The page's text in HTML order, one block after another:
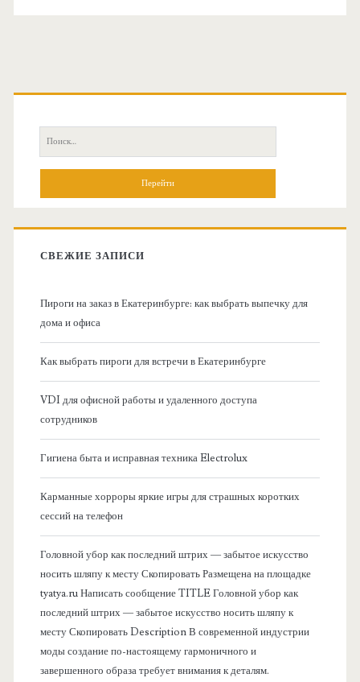
О
П
о
с
:
СВЕЖИЕ ЗАПИСИ
Пироги на заказ в Екатеринбурге: как выбрать выпечку для
дома и офиса
Как выбрать пироги для встречи в Екатеринбурге
VDI для офисной работы и удаленного доступа
сотрудников
Гигиена быта и исправная техника Electrolux
Карманные хорроры яркие игры для страшных коротких
сессий на телефон
Головной убор как последний штрих — забытое искусство
носить шляпу к месту Скопировать Размещена на площадке
tyatya.ru Написать сообщение TITLE Головной убор как
последний штрих — забытое искусство носить шляпу к
месту Скопировать Description В современной индустрии
моды создание по-настоящему гармоничного и
завершенного образа требует внимания к деталям.